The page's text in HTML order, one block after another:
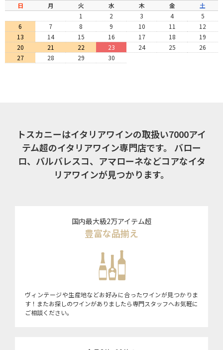
日 月 火 水 木 金
土
1
2 3 4
5
6
7 8 9 10 11
12
13
14 15 16 17 18
19
20
21 22 23 24 25
26
27
28 29 30
トスカニーはイタリアワインの取扱い7000アイ
テム超のイタリアワイン専門店です。
バロー
ロ、バルバレスコ、アマローネなどコアなイタ
リアワインが見つかります。
国内最大級2万アイテム超
豊富な品揃え
ヴィンテージや生産地などお好みに合ったワインが見つかりま
す！またお探しのワインがありましたら専門スタッフへお気軽に
ご相談ください。